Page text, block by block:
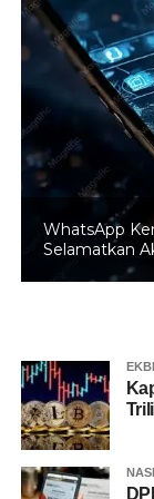
UP NEXT
Polda Metro
Kantor Pos
DON'T MISS
Puluhan
Diangkut
WhatsApp
Selamatkan